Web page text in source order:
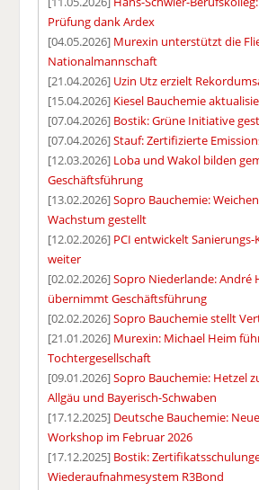
Prüfung dank Ardex
[04.05.2026] Murexin unterstützt die
Nationalmannschaft
[21.04.2026] Uzin Utz erzielt
[15.04.2026] Kiesel Bauchemie
[07.04.2026] Bostik: Grüne Initiative
[07.04.2026]Stauf: Zertifizierte
[12.03.2026] Loba und Wakol bilden
Geschäftsführung
[13.02.2026]Sopro Bauchemie:
Wachstum gestellt
[12.02.2026] PCI entwickelt Sanierungs-
weiter
[02.02.2026]Sopro Niederlande: André
übernimmt Geschäftsführung
[02.02.2026]Sopro Bauchemie stellt
[21.01.2026] Murexin: Michael Heim
Tochtergesellschaft
[09.01.2026]Sopro Bauchemie: Hetzel
Allgäu und Bayerisch-Schwaben
[17.12.2025] Deutsche Bauchemie:
Workshop im Februar 2026
[17.12.2025] Bostik:
Wiederaufnahmesystem R3Bond